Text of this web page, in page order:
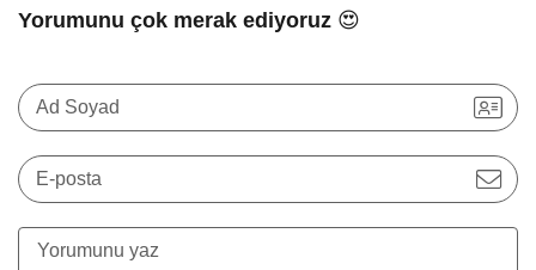
Yorumunu çok merak ediyoruz 😍
Ad Soyad
E-posta